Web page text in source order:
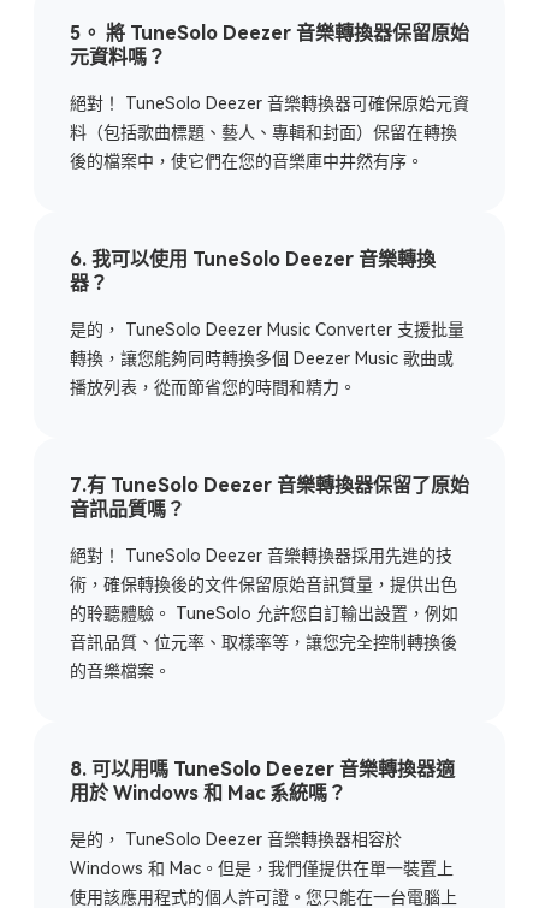
5。 將 TuneSolo Deezer 音樂轉換器保留原始
元資料嗎？
絕對！ TuneSolo Deezer 音樂轉換器可確保原始元資
料（包括歌曲標題、藝人、專輯和封面）保留在轉換
後的檔案中，使它們在您的音樂庫中井然有序。
6. 我可以使用 TuneSolo Deezer 音樂轉換
器？
是的， TuneSolo Deezer Music Converter 支援批量
轉換，讓您能夠同時轉換多個 Deezer Music 歌曲或
播放列表，從而節省您的時間和精力。
7.有 TuneSolo Deezer 音樂轉換器保留了原始
音訊品質嗎？
絕對！ TuneSolo Deezer 音樂轉換器採用先進的技
術，確保轉換後的文件保留原始音訊質量，提供出色
的聆聽體驗。 TuneSolo 允許您自訂輸出設置，例如
音訊品質、位元率、取樣率等，讓您完全控制轉換後
的音樂檔案。
8. 可以用嗎 TuneSolo Deezer 音樂轉換器適
用於 Windows 和 Mac 系統嗎？
是的， TuneSolo Deezer 音樂轉換器相容於
Windows 和 Mac。但是，我們僅提供在單一裝置上
使用該應用程式的個人許可證。您只能在一台電腦上